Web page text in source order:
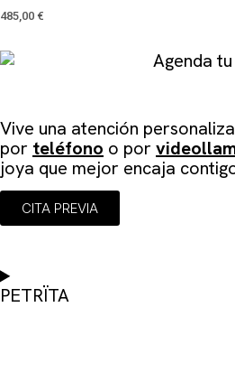
485,00 €
Vive una atención
por teléfono o por
joya que mejor encaja
CITA PREVIA
PETRÏTA